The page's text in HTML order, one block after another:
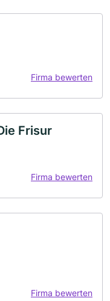
Firma bewerten
Frisur
Firma bewerten
Firma bewerten